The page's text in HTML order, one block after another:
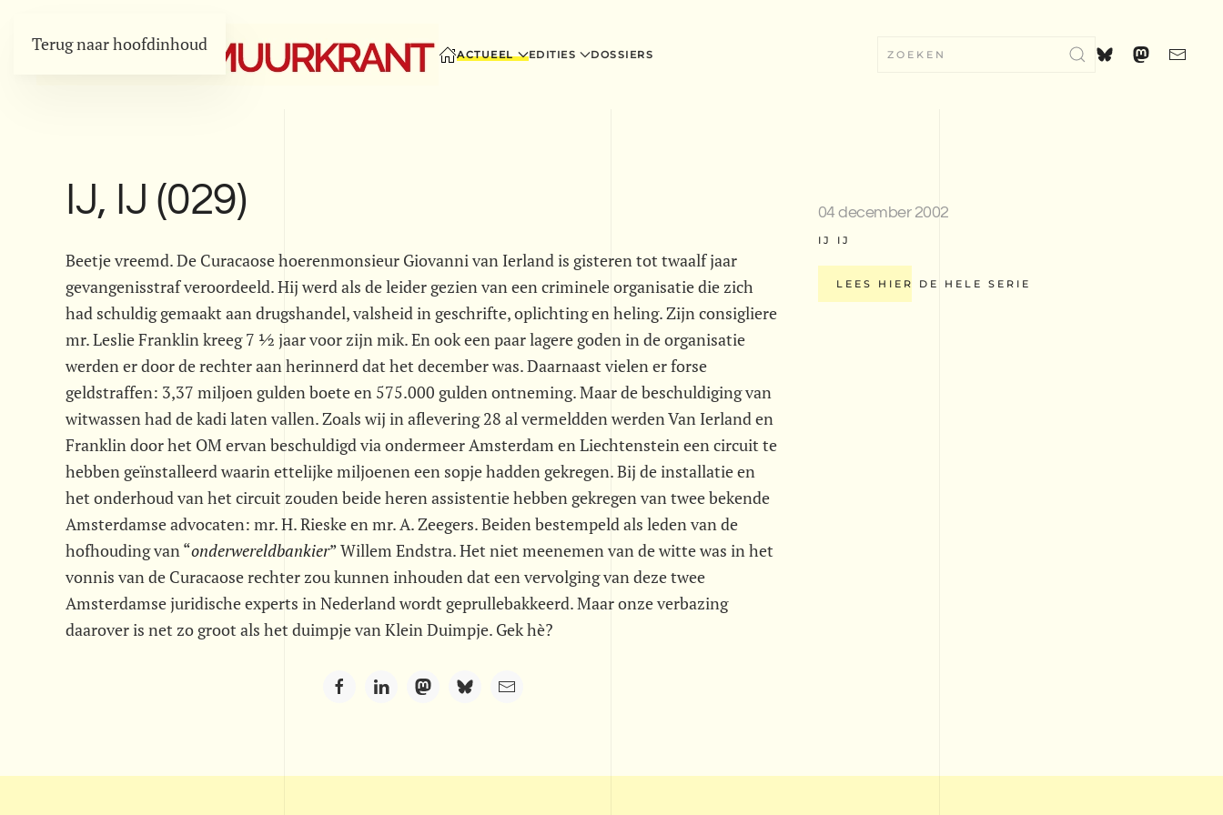
Terug naar hoofdinhoud ACTUEEL EDITIES DOSSIERS
IJ, IJ (029)
Beetje vreemd. De Curacaose hoerenmonsieur Giovanni van Ierland is gisteren tot twaalf jaar
gevangenisstraf veroordeeld. Hij werd als de leider gezien van een criminele organisatie die zich
had schuldig gemaakt aan drugshandel, valsheid in geschrifte, oplichting en heling. Zijn consigliere
mr. Leslie Franklin kreeg 7 ½ jaar voor zijn mik. En ook een paar lagere goden in de organisatie
werden er door de rechter aan herinnerd dat het december was. Daarnaast vielen er forse
geldstraffen: 3,37 miljoen gulden boete en 575.000 gulden ontneming. Maar de beschuldiging van
witwassen had de kadi laten vallen. Zoals wij in aflevering 28 al vermeldden werden Van Ierland en
Franklin door het OM ervan beschuldigd via ondermeer Amsterdam en Liechtenstein een circuit te
hebben geïnstalleerd waarin ettelijke miljoenen een sopje hadden gekregen. Bij de installatie en
het onderhoud van het circuit zouden beide heren assistentie hebben gekregen van twee bekende
Amsterdamse advocaten: mr. H. Rieske en mr. A. Zeegers. Beiden bestempeld als leden van de
hofhouding van “onderwereldbankier” Willem Endstra. Het niet meenemen van de witte was in het
vonnis van de Curacaose rechter zou kunnen inhouden dat een vervolging van deze twee
Amsterdamse juridische experts in Nederland wordt geprullebakkeerd. Maar onze verbazing
daarover is net zo groot als het duimpje van Klein Duimpje. Gek hè?
04 december 2002
IJ IJ
LEES HIER DE HELE SERIE